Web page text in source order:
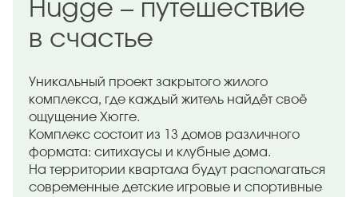
Hugge – путешествие
в счастье
Уникальный проект закрытого жилого
комплекса, где каждый житель найдёт своё
ощущение Хюгге.
Комплекс состоит из 13 домов различного
формата: ситихаусы и клубные дома.
На территории квартала будут располагаться
современные детские игровые и спортивные